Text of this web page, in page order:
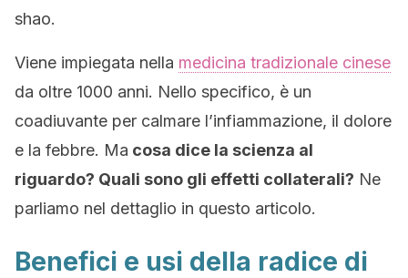
shao.
Viene impiegata nella medicina tradizionale cinese
da oltre 1000 anni. Nello specifico, è un
coadiuvante per calmare l’infiammazione, il dolore
e la febbre. Ma cosa dice la scienza al
riguardo? Quali sono gli effetti collaterali? Ne
parliamo nel dettaglio in questo articolo.
Benefici e usi della radice di